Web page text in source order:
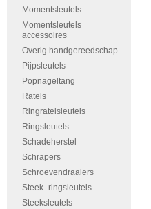
Momentsleutels
Momentsleutels
accessoires
Overig handgereedschap
Pijpsleutels
Popnageltang
Ratels
Ringratelsleutels
Ringsleutels
Schadeherstel
Schrapers
Schroevendraaiers
Steek- ringsleutels
Steeksleutels